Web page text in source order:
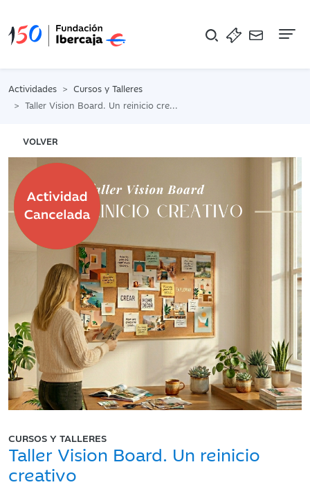
Actividades
Cursos y Talleres
Taller Vision Board. Un reinicio creativo
VOLVER
CURSOS Y TALLERES
Taller Vision Board. Un reinicio
creativo